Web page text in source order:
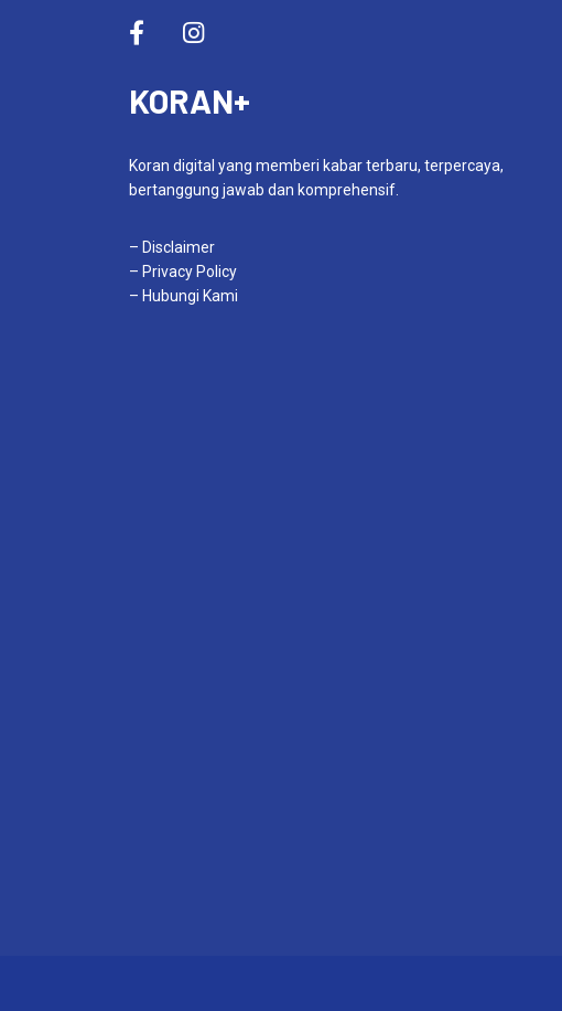
KORAN+
Koran digital yang memberi kabar terbaru, terpercaya,
bertanggung jawab dan komprehensif.
– Disclaimer
– Privacy Policy
– Hubungi Kami